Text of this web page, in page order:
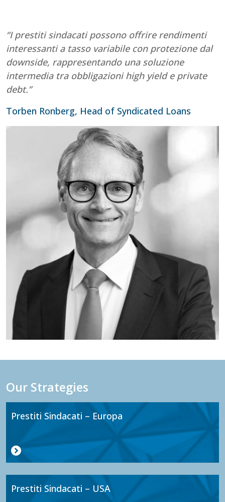
“I prestiti sindacati possono offrire rendimenti
interessanti a tasso variabile con protezione dal
downside, rappresentando una soluzione
intermedia tra obbligazioni high yield e private
debt.”
Torben Ronberg, Head of Syndicated Loans
Our Strategies
Prestiti Sindacati – Europa
Prestiti Sindacati – USA